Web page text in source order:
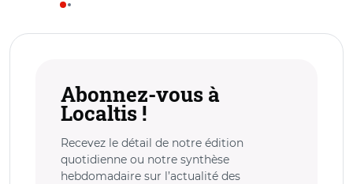
Abonnez-vous à
Localtis !
Recevez le détail de notre édition
quotidienne ou notre synthèse
hebdomadaire sur l’actualité des